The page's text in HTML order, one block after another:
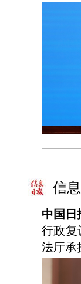
信
中国日
行政复
法厅承